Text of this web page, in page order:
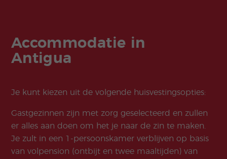
Accommodatie in
Antigua
Je kunt kiezen uit de volgende huisvestingsopties:
Gastgezinnen zijn met zorg geselecteerd en zullen
er alles aan doen om het je naar de zin te maken.
Je zult in een 1-persoonskamer verblijven op basis
van volpension (ontbijt en twee maaltijden) van